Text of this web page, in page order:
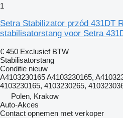
1
Setra Stabilizator przód 431DT
stabilisatorstang voor Setra
€ 450 Exclusief BTW
Stabilisatorstang
Conditie nieuw
A4103230165 A4103230165,
4103230165, 4103230265,
Polen, Krakow
Auto-Akces
Contact opnemen met verkoper